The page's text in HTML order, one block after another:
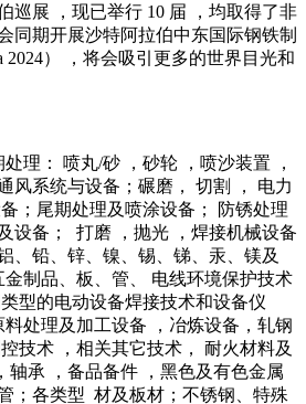
巡展 ，现已举行 10 届 ，均取得了非
同期开展沙特阿拉伯中东国际钢铁制
2024） ，将会吸引更多的世界目光和
理： 喷丸/砂 ，砂轮 ，喷沙装置 ，
风系统与设备；碾磨， 切割 ， 电力
；尾期处理及喷涂设备； 防锈处理
设备； 打磨 ，抛光 ，焊接机械设备
、铅、锌、镍、锡、锑、汞、镁及
制品、板、管、 电线环境保护技术
型的电动设备焊接技术和设备仪
处理及加工设备 ，冶炼设备，轧钢
技术 ，相关其它技术， 耐火材料及
轴承 ，备品备件 ，黑色及有色金属
；各类型 材及板材；不锈钢、特殊